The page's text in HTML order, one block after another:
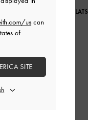
TWO-TONE BOW SLIP-ON FLATS
us can
of
SITE